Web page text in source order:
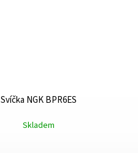
Svíčka NGK BPR6ES
Skladem